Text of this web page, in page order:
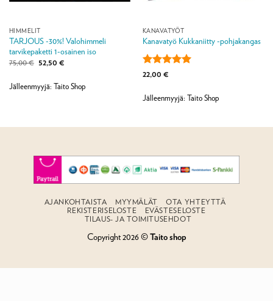
HIMMELIT
TARJOUS -30%! Valohimmeli
tarvikepaketti 1-osainen iso
75,00€ Alkuperäinen
hinta
75,00 €.
52,50 €Nykyinen
52,50 €.
Jälleenmyyjä: Taito Shop
KANAVATYÖT
Kanavatyö Kukkaniitty -pohjakangas
Arvostelu
/ 5
22,00 €
Jälleenmyyjä: Taito Shop
AJANKOHTAISTA MYYMÄLÄT
OTA YHTEYTTÄ
REKISTERISELOSTE
EVÄSTESELOSTE
TILAUS- JA TOIMITUSEHDOT
Copyright 2026 ©Taito shop